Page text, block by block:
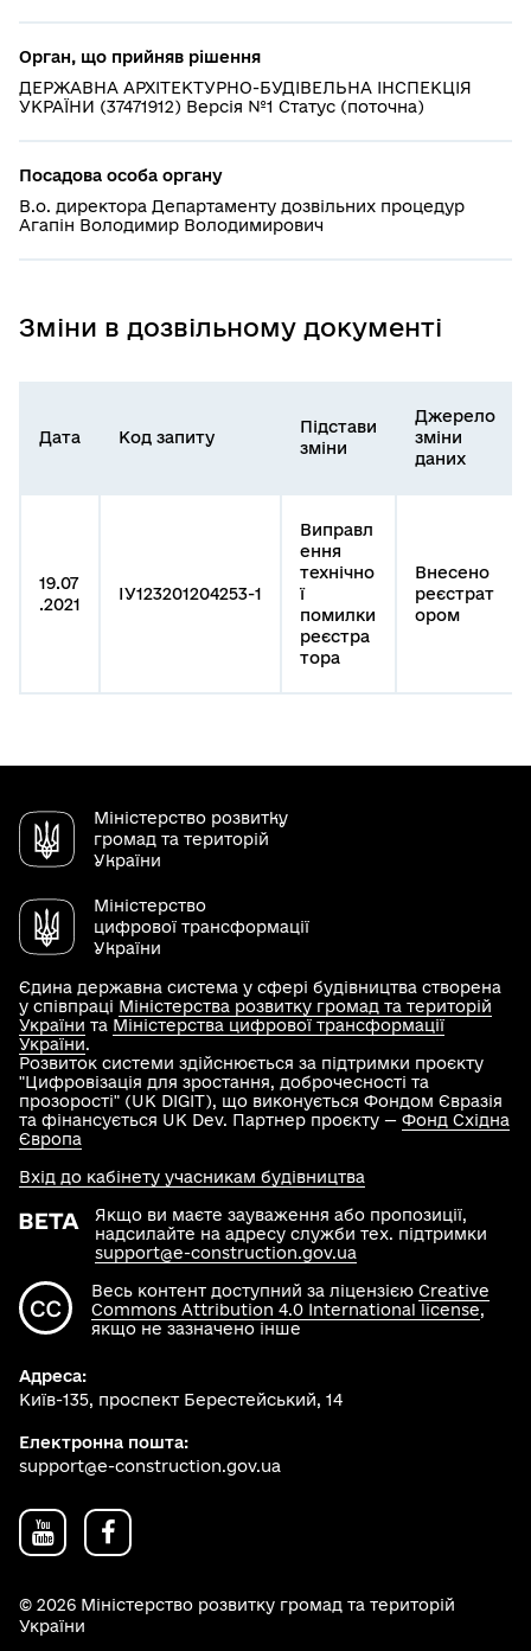
Орган, що прийняв рішення
ДЕРЖАВНА АРХІТЕКТУРНО-БУДІВЕЛЬНА ІНСПЕКЦІЯ
УКРАЇНИ (37471912) Версія №1 Статус (поточна)
Посадова особа органу
В.о. директора Департаменту дозвільних процедур
Агапін Володимир Володимирович
Зміни в дозвільному документі
Дата Код запиту
Підстави
зміни
Джерело
зміни
даних
19.07
.2021
ІУ123201204253-1
Виправл
ення
технічно
ї
помилки
реєстра
тора
Внесено
реєстрат
ором
Міністерство розвитку
громад та територій
України
Міністерство
цифрової трансформації
України
Єдина державна система у сфері будівництва створена
у співпраці Міністерства розвитку громад та територій
України та Міністерства цифрової трансформації
України.
Розвиток системи здійснюється за підтримки проєкту
"Цифровізація для зростання, доброчесності та
прозорості" (UK DIGIT), що виконується Фондом Євразія
та фінансується UK Dev. Партнер проєкту — Фонд Східна
Європа
Якщо ви маєте зауваження або пропозиції,
надсилайте на адресу служби тех. підтримки
support@e-construction.gov.ua
Весь контент доступний за ліцензією Creative
Commons Attribution 4.0 International license,
якщо не зазначено інше
Вхід до кабінету учасникам будівництва
Адреса:
Київ-135, проспект Берестейський, 14
Електронна пошта:
support@e-construction.gov.ua
© 2026 Міністерство розвитку громад та територій
України